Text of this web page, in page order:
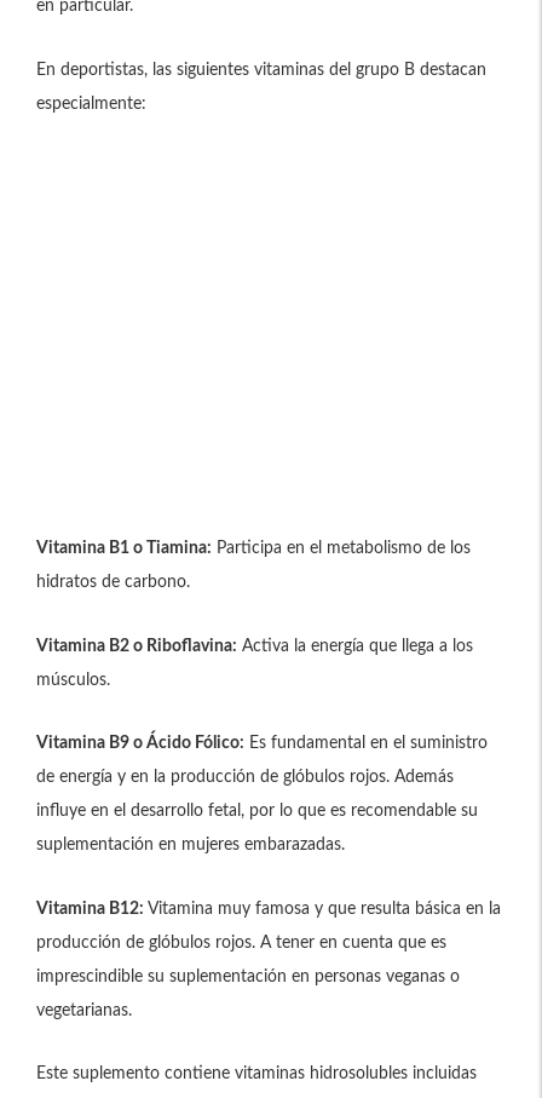
en particular.
En deportistas, las siguientes vitaminas del grupo B destacan
especialmente:
Vitamina B1 o Tiamina: Participa en el metabolismo de los
hidratos de carbono.
Vitamina B2 o Riboflavina: Activa la energía que llega a los
músculos.
Vitamina B9 o Ácido Fólico: Es fundamental en el suministro
de energía y en la producción de glóbulos rojos. Además
influye en el desarrollo fetal, por lo que es recomendable su
suplementación en mujeres embarazadas.
Vitamina B12: Vitamina muy famosa y que resulta básica en la
producción de glóbulos rojos. A tener en cuenta que es
imprescindible su suplementación en personas veganas o
vegetarianas.
Este suplemento contiene vitaminas hidrosolubles incluidas